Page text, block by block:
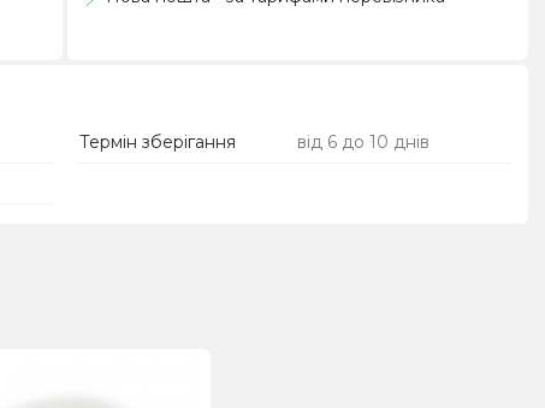
Термін зберігання
від 6 до 10 днів